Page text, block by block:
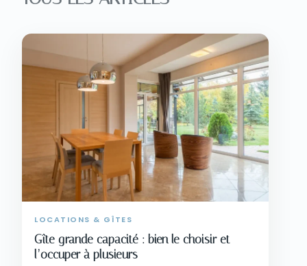
LOCATIONS & GÎTES
Gîte grande capacité : bien le choisir et
l’occuper à plusieurs